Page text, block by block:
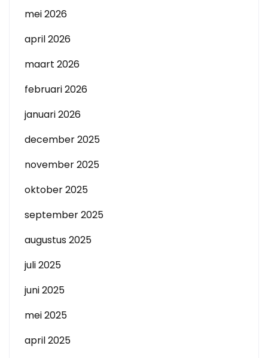
mei 2026
april 2026
maart 2026
februari 2026
januari 2026
december 2025
november 2025
oktober 2025
september 2025
augustus 2025
juli 2025
juni 2025
mei 2025
april 2025